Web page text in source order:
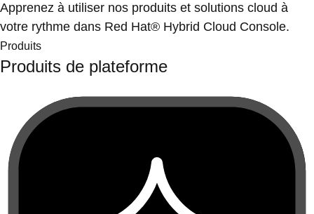
Apprenez à utiliser nos produits et solutions cloud à
votre rythme dans Red Hat® Hybrid Cloud Console.
Produits
Produits de plateforme